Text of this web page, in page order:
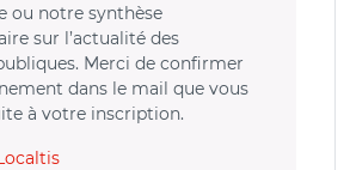
ou notre synthèse
sur l’actualité des
Merci de confirmer
dans le mail que vous
à votre inscription.